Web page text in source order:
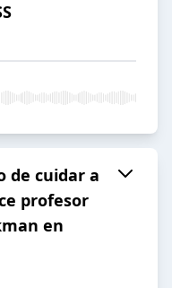
de cuidar a
profesor
en